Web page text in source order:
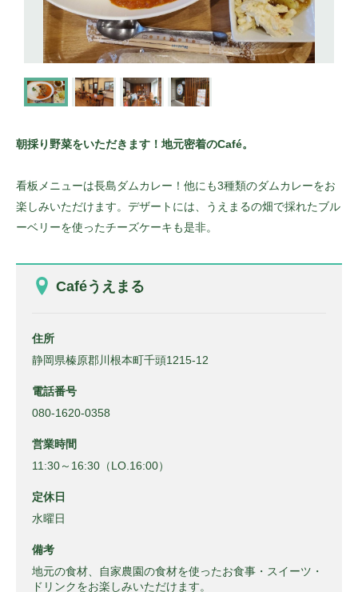
朝採り野菜をいただきます！地元密着のCafé。
看板メニューは長島ダムカレー！他にも3種類のダムカレーをお
楽しみいただけます。デザートには、うえまるの畑で採れたブル
ーベリーを使ったチーズケーキも是非。
Caféうえまる
住所
静岡県榛原郡川根本町千頭1215-12
電話番号
080-1620-0358
営業時間
11:30～16:30（LO.16:00）
定休日
水曜日
備考
地元の食材、自家農園の食材を使ったお食事・スイーツ・
ドリンクをお楽しみいただけます。